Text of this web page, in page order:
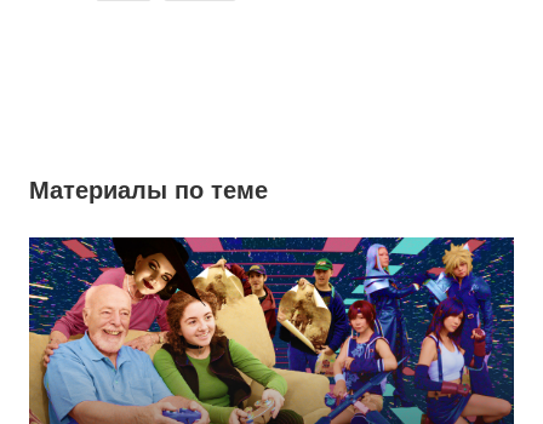
Материалы по теме